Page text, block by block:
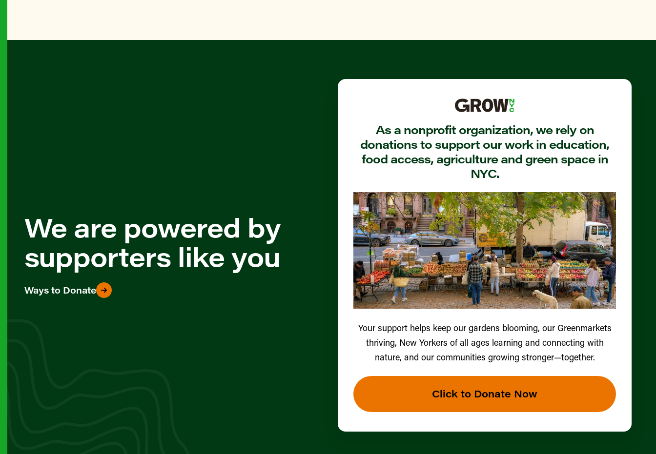
We are powered by
supporters like you
Ways to Donate
As a nonprofit organization, we rely on
donations to support our work in education,
food access, agriculture and green space in
NYC.
Your support helps keep our gardens blooming, our Greenmarkets
thriving, New Yorkers of all ages learning and connecting with
nature, and our communities growing stronger—together.
Click to Donate Now